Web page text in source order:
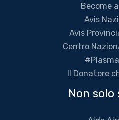
Become
Avis
Avis
Centro
Il Donatore
Non solo